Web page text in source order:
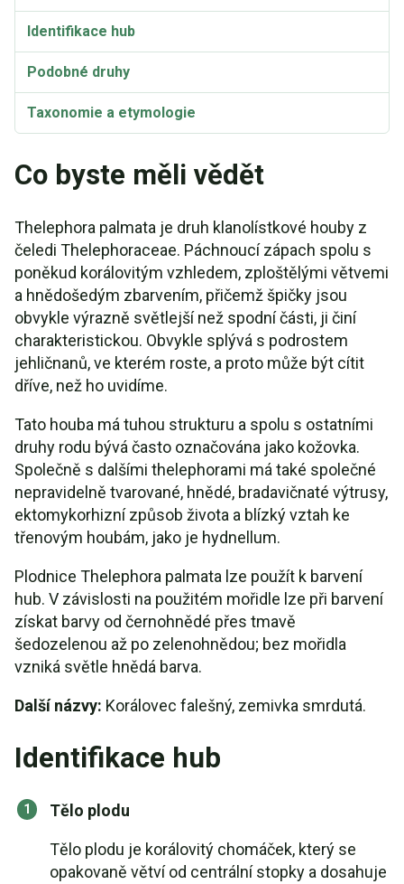
Identifikace hub
Podobné druhy
Taxonomie a etymologie
Co byste měli vědět
Thelephora palmata je druh klanolístkové houby z
čeledi Thelephoraceae. Páchnoucí zápach spolu s
poněkud korálovitým vzhledem, zploštělými větvemi
a hnědošedým zbarvením, přičemž špičky jsou
obvykle výrazně světlejší než spodní části, ji činí
charakteristickou. Obvykle splývá s podrostem
jehličnanů, ve kterém roste, a proto může být cítit
dříve, než ho uvidíme.
Tato houba má tuhou strukturu a spolu s ostatními
druhy rodu bývá často označována jako kožovka.
Společně s dalšími thelephorami má také společné
nepravidelně tvarované, hnědé, bradavičnaté výtrusy,
ektomykorhizní způsob života a blízký vztah ke
třenovým houbám, jako je hydnellum.
Plodnice Thelephora palmata lze použít k barvení
hub. V závislosti na použitém mořidle lze při barvení
získat barvy od černohnědé přes tmavě
šedozelenou až po zelenohnědou; bez mořidla
vzniká světle hnědá barva.
Další názvy: Korálovec falešný, zemivka smrdutá.
Identifikace hub
Tělo plodu
Tělo plodu je korálovitý chomáček, který se
opakovaně větví od centrální stopky a dosahuje